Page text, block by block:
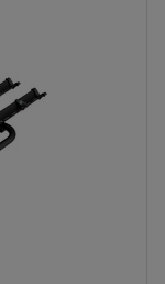
typy karoserií